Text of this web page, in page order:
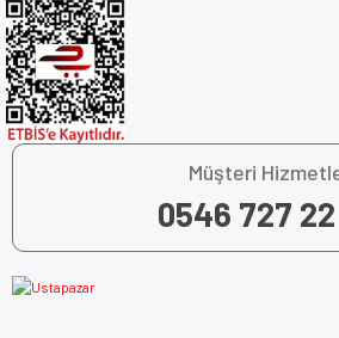
Müşteri
0546 727